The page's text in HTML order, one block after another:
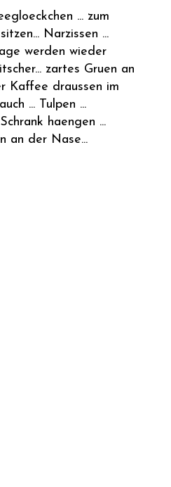
... zum
Narzissen ...
werden wieder
zartes Gruen an
Kaffee draussen im
... Tulpen ...
haengen ...
an der Nase...